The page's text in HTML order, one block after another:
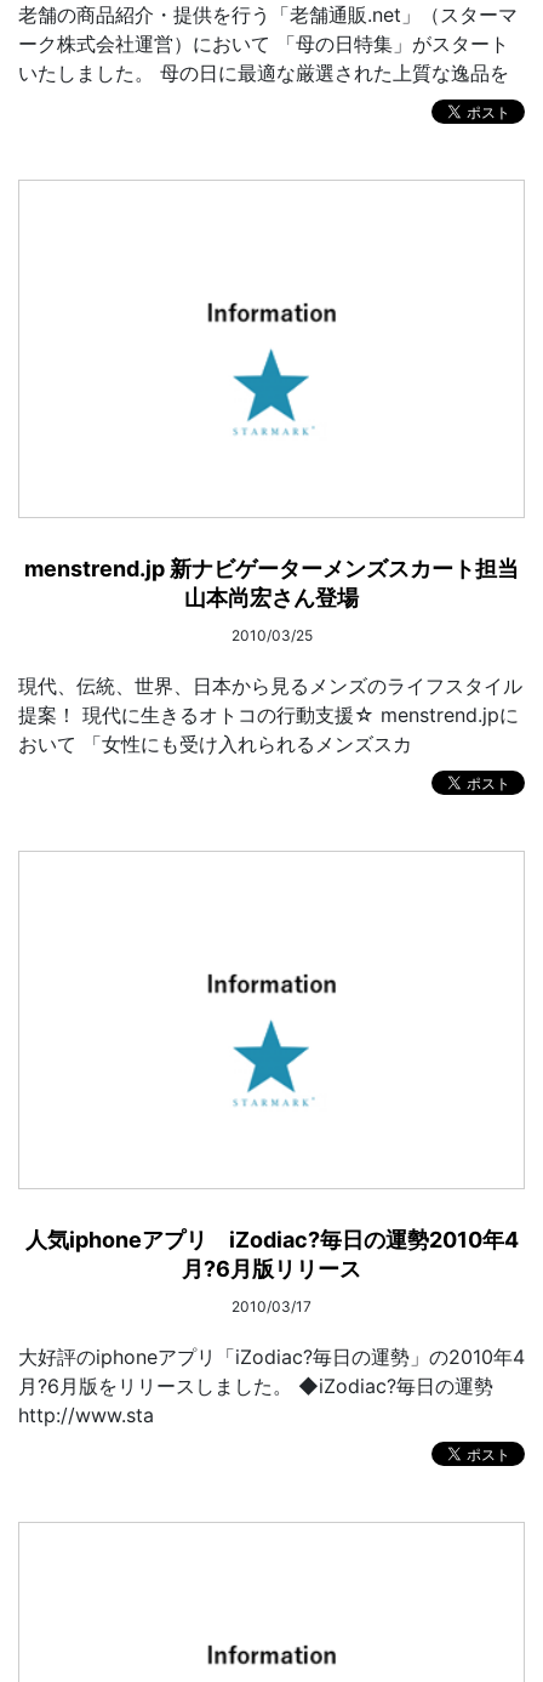
老舗の商品紹介・提供を行う「老舗通販.net」（スターマ
ーク株式会社運営）において 「母の日特集」がスタート
いたしました。 母の日に最適な厳選された上質な逸品を
menstrend.jp 新ナビゲーターメンズスカート担当
山本尚宏さん登場
2010/03/25
現代、伝統、世界、日本から見るメンズのライフスタイル
提案！ 現代に生きるオトコの行動支援☆ menstrend.jpに
おいて 「女性にも受け入れられるメンズスカ
人気iphoneアプリ iZodiac?毎日の運勢2010年4
月?6月版リリース
2010/03/17
大好評のiphoneアプリ「iZodiac?毎日の運勢」の2010年4
月?6月版をリリースしました。 ◆iZodiac?毎日の運勢
http://www.sta